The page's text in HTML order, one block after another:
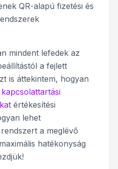
QR-alapú fizetési és
mindent lefedek az
a fejlett
is áttekintem, hogyan
kapcsolattartási
értékesítési
lehet
a meglévő
hatékonyság